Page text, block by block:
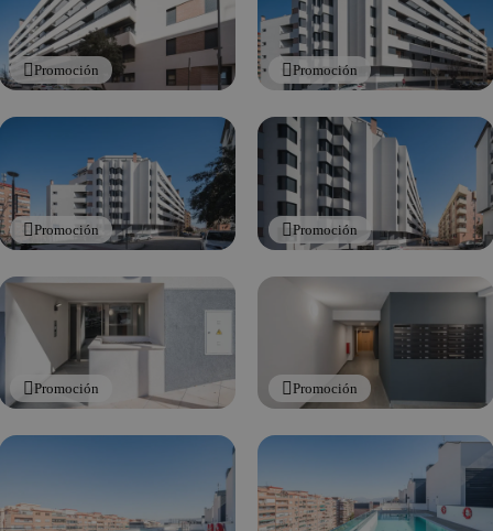
Promoción Promoción
Promoción Promoción
Promoción Promoción